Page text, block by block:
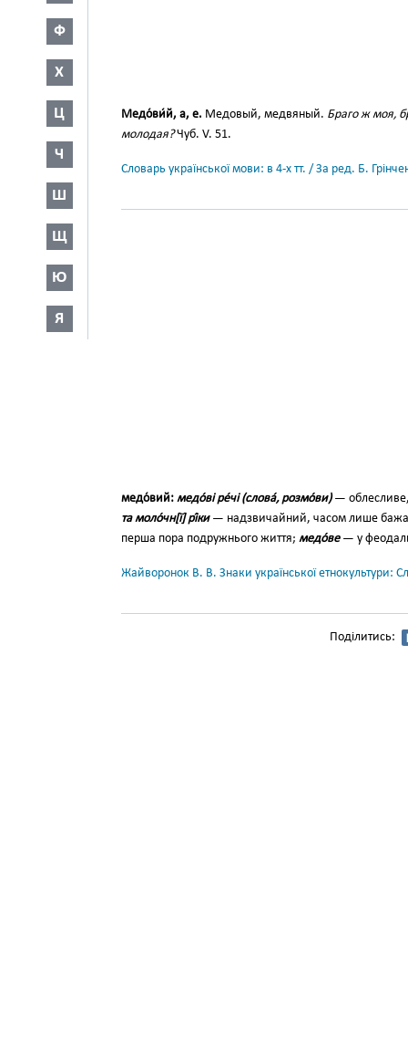
Ф
Х
Ц
Ч
Ш
Щ
Ю
Я
Медо́ви́й, а, е. Медовый, медвяный. Браго ж моя,
молодая?Чуб. V. 51.
Словарь української мови: в 4-х тт. / За ред. Б.
медо́вий: медо́ві ре́чі (слова́, роз­мо́ви)— облесливе,
та моло́чн[ї] рі́ки— надзвичай­ний, часом лише
перша пора подружнього життя; медо́ве— у
Жайворонок В. В. Знаки української етнокультури:
Поділитись: